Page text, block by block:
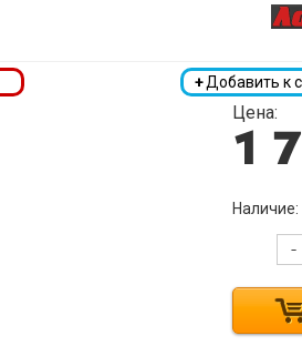
+Добавить к
Цена:
1
Наличие:
-